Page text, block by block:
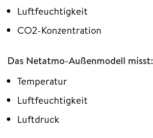
Luftfeuchtigkeit
CO2-Konzentration
Das Netatmo-Außenmodell misst:
Temperatur
Luftfeuchtigkeit
Luftdruck